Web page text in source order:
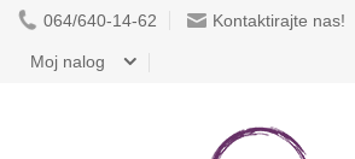
064/640-14-62 Kontaktirajte nas!
Moj nalog